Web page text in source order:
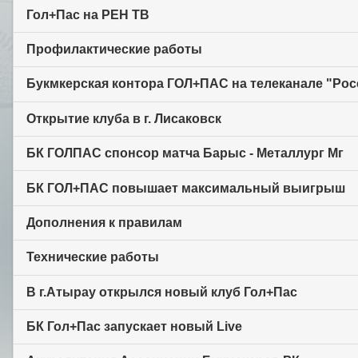
Гол+Пас на РЕН ТВ
Профилактические работы
Букмкерская контора ГОЛ+ПАС на телеканале
Открытие клуба в г. Лисаковск
БК ГОЛПАС спонсор матча Барыс - Металлург Мг
БК ГОЛ+ПАС повышает максимальный выигрыш
Дополнения к правилам
Технические работы
В г.Атырау открылся новый клуб Гол+Пас
БК Гол+Пас запускает новый Live